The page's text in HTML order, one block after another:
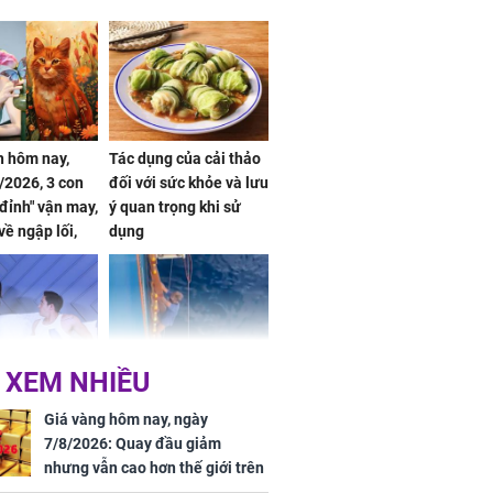
hôm nay,
3 con
vận may,
ngập lối,
no, tình
Tác dụng của cải thảo
đối với sức khỏe và lưu
ý quan trọng khi sử
dụng
vợ giấu
có chồng,
nhưng
nghe mẹ
câu này
Ngư dân mất tích đã
được tìm thấy còn
sống sau 26 ngày lênh
đênh trên biển Thái
Bình Dương
NHIỀU
Giá vàng hôm nay, ngày
7/8/2026: Quay đầu giảm
nhưng vẫn cao hơn thế giới trên